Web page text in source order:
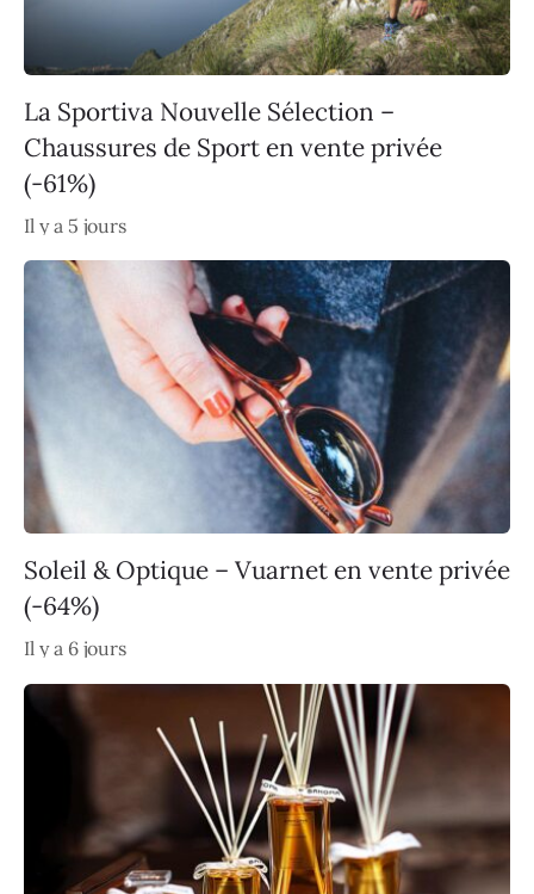
La Sportiva Nouvelle Sélection –
Chaussures de Sport en vente privée
(-61%)
Il y a 5 jours
Soleil & Optique – Vuarnet en vente privée
(-64%)
Il y a 6 jours